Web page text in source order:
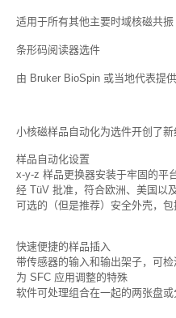
适用于所有其他主要时域核磁共
条形码阅读器选件
由 Bruker BioSpin 或当地代表提
小核磁样品自动化为选件开创了新
样品自动化设置
x-y-z 样品更换器安装于牢固的平
经 TüV 批准，符合欧洲、美国以
可选的（但是推荐）安全外壳，
快速便捷的样品插入
带传感器的输入和输出架子，可检
为 SFC 应用调整的特殊
软件可处理组合在一起的两张盘